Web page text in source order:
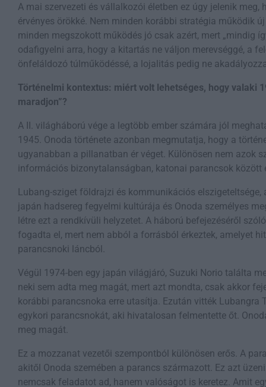
A mai szervezeti és vállalkozói életben ez úgy jelenik meg,
érvényes örökké. Nem minden korábbi stratégia működik
minden megszokott működés jó csak azért, mert „mindig
odafigyelni arra, hogy a kitartás ne váljon merevséggé, a
önfeláldozó túlműködéssé, a lojalitás pedig ne
Történelmi kontextus: miért volt lehetséges, hogy valaki
maradjon”?
A II. világháború vége a legtöbb ember számára jól
1945. Onoda története azonban megmutatja, hogy a
ugyanabban a pillanatban ér véget. Különösen nem azok
információs bizonytalanságban, katonai parancsok között
Lubang-sziget földrajzi és kommunikációs elszigeteltsége,
japán hadsereg fegyelmi kultúrája és Onoda személyes
létre ezt a rendkívüli helyzetet. A háború befejezéséről
fogadta el, mert nem abból a forrásból érkeztek, amelyet
parancsnoki láncból.
Végül 1974-ben egy japán világjáró, Suzuki Norio találta
neki sem adta meg magát, mert azt mondta, csak akkor
korábbi parancsnoka erre utasítja. Ezután vitték Lubangra
egykori parancsnokát, aki hivatalosan felmentette őt.
meg magát.
Ez a mozzanat vezetői szempontból különösen erős. A
akitől Onoda szemében a parancs származott. Ez azt
nemcsak feladatot ad, hanem valóságot is keretez. Amit